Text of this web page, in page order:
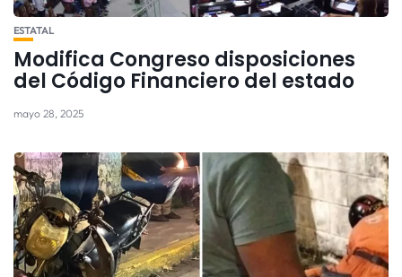
ESTATAL
Modifica Congreso disposiciones
del Código Financiero del estado
mayo 28, 2025